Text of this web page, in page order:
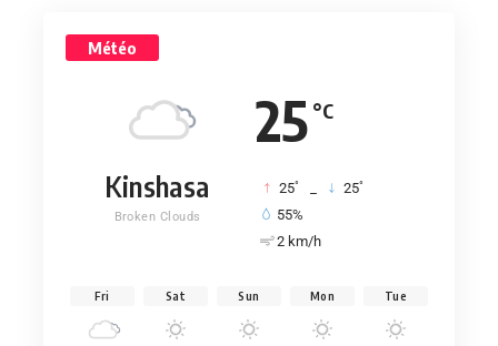
Météo
25 °C
Kinshasa
Broken Clouds
25° 25°
55%
2 km/h
Fri Sat Sun Mon Tue